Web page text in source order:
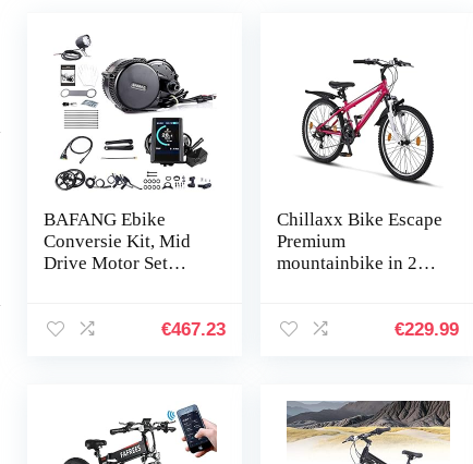
BAFANG Ebike
Conversie Kit, Mid
Drive Motor Set
Elektrische Motor
€467.23
Chillaxx Bike Escape
Premium
mountainbike in 24
heren en dames, 21
€229.99